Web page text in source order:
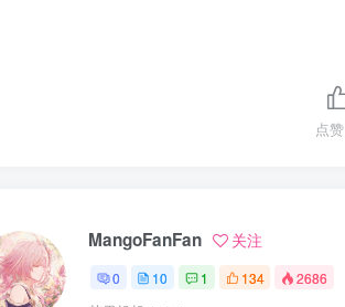
点赞
MangoFanFan 关注
0 10 1 134 2686